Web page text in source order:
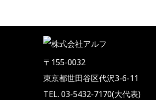
〒155-0032
東京都世田谷区代沢3-6-11
TEL. 03-5432-7170(大代表)